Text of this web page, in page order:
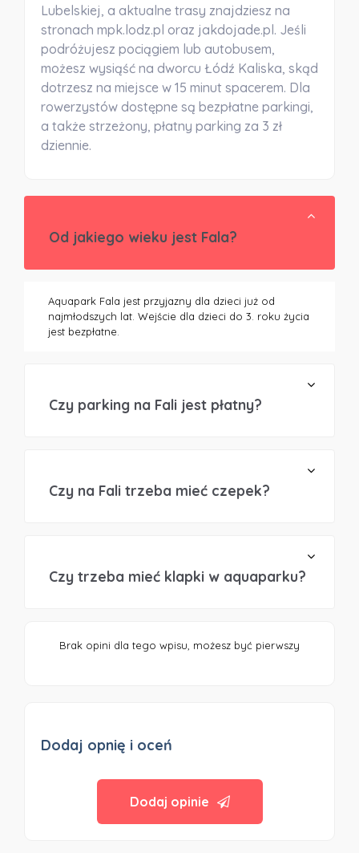
Lubelskiej, a aktualne trasy znajdziesz na
stronach mpk.lodz.pl oraz jakdojade.pl. Jeśli
podróżujesz pociągiem lub autobusem,
możesz wysiąść na dworcu Łódź Kaliska, skąd
dotrzesz na miejsce w 15 minut spacerem. Dla
rowerzystów dostępne są bezpłatne parkingi,
a także strzeżony, płatny parking za 3 zł
dziennie.
Od jakiego wieku jest Fala?
Aquapark Fala jest przyjazny dla dzieci już od
najmłodszych lat. Wejście dla dzieci do 3. roku życia
jest bezpłatne.
Czy parking na Fali jest płatny?
Czy na Fali trzeba mieć czepek?
Czy trzeba mieć klapki w aquaparku?
Brak opini dla tego wpisu, możesz być pierwszy
Dodaj opnię i oceń
Dodaj opinie